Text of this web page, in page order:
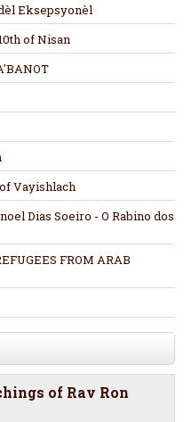
Eksepsyonèl
of Nisan
Vayishlach
Dias Soeiro - O Rabino dos
FROM ARAB
of Rav Ron